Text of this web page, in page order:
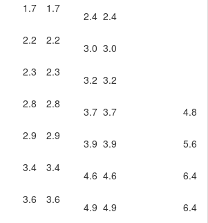
1.7 1.7
2.4 2.4
2.2 2.2
3.0 3.0
2.3 2.3
3.2 3.2
2.8 2.8
3.7 3.7 4.8
2.9 2.9
3.9 3.9 5.6
3.4 3.4
4.6 4.6 6.4
3.6 3.6
4.9 4.9 6.4